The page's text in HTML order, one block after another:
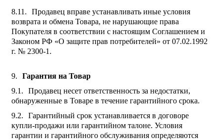
Продавец вправе устанавливать иные условия
возврата и обмена Товара, не нарушающие права
Покупателя в соответствии с настоящим Соглашением и
Законом РФ «О защите прав потребителей» от 07.02.1992
г. № 2300-1.
Гарантия на Товар
Продавец несет ответственность за недостатки,
обнаруженные в Товаре в течение гарантийного срока.
Гарантийный срок устанавливается в договоре
купли-продажи или гарантийном талоне. Условия
гарантии и гарантийного обслуживания определяются